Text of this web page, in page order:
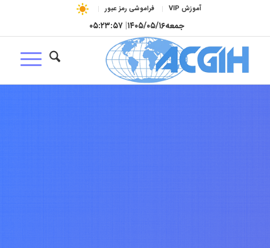
آموزش VIP فراموشی رمز عبور
جمعه۱۴۰۵/۰۵/۱۶| ۰۵:۲۳:۵۸